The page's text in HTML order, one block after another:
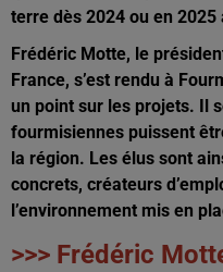
terre dès 2024 ou en 2025
Frédéric Motte, le
France, s’est rendu à
un point sur les projets. Il
fourmisiennes puissent
la région. Les élus sont
concrets, créateurs
l’environnement mis en
>>> Frédéric